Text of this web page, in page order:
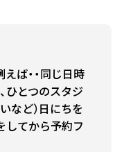
ば・・同じ日時
ひとつのスタジ
など）日にちを
してから予約フ